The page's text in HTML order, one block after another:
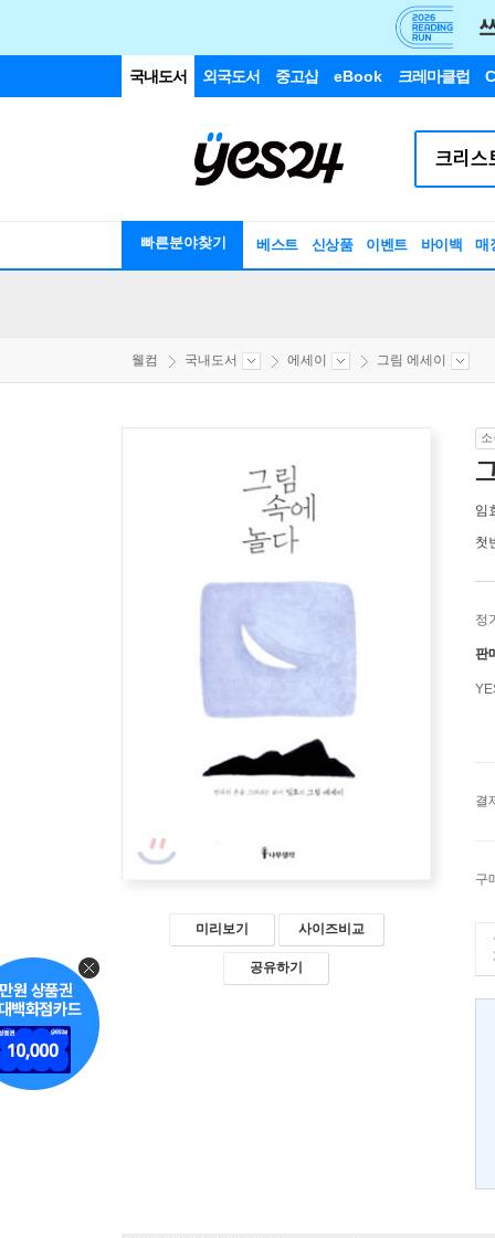
국내도서 외국도서 중고샵 eBook 크레마클럽
빠른분야찾기 베스트 신상품 이벤트 바이백 매
웰컴 국내도서 에세이 그림 에세이
미리보기 사이즈비교
공유하기
임
첫
정
판
결
구